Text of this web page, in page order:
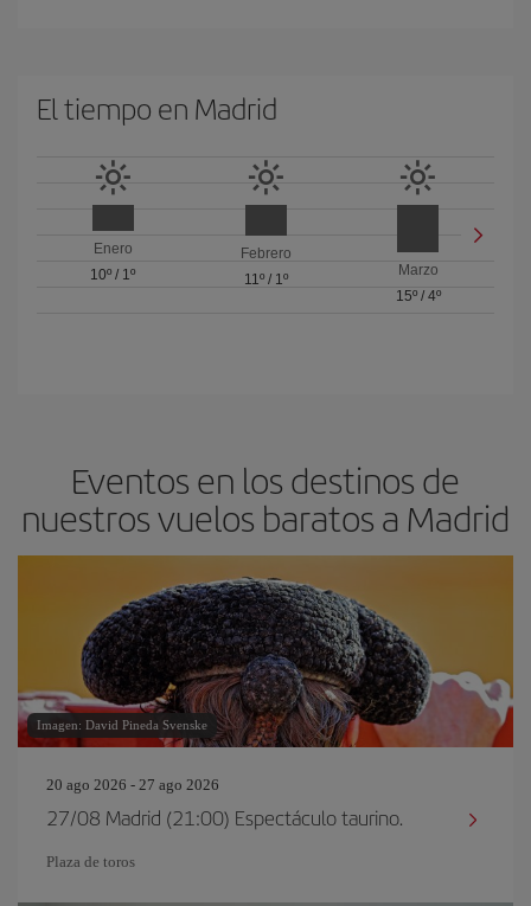
El tiempo en Madrid
Enero
10º / 1º
Febrero
11º/ 1º
Marzo
15º/ 4º
Eventos en los destinos de
nuestros vuelos baratos a Madrid
Imagen: David Pineda Svenske
20 ago 2026 - 27 ago 2026
27/08 Madrid (21:00) Espectáculo taurino.
Plaza de toros